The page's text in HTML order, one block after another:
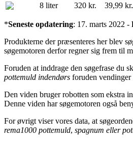
8 liter
320 kr. 39,99 kr.
*Seneste opdatering: 17. marts 2022 -
Produkterne der præsenteres her blev
søgemotoren derfor regner sig frem til
Foruden at inddrage den søgefrase du
pottemuld indendørs foruden vendinger
Den viden bruger robotten som ekstra
Denne viden har søgemotoren også
For øvrigt viser vores data, at
rema1000 pottemuld, spagnum eller